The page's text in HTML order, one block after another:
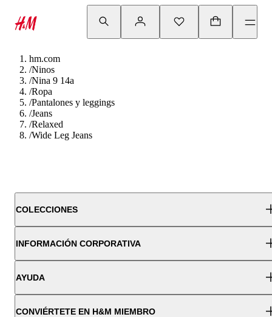
hm.com
/Ninos
/Nina 9 14a
/Ropa
/Pantalones y leggings
/Jeans
/Relaxed
/Wide Leg Jeans
COLECCIONES
INFORMACIÓN CORPORATIVA
AYUDA
CONVIÉRTETE EN H&M MIEMBRO